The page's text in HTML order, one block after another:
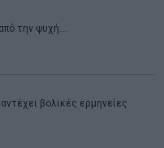
την ψυχή…
βολικές ερμηνείες